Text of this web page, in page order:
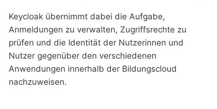
Keycloak übernimmt dabei die Aufgabe,
Anmeldungen zu verwalten, Zugriffsrechte zu
prüfen und die Identität der Nutzerinnen und
Nutzer gegenüber den verschiedenen
Anwendungen innerhalb der Bildungscloud
nachzuweisen.